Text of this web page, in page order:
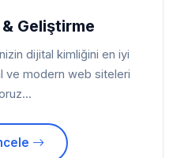
Geliştirme
dijital kimliğini en iyi
ve modern web siteleri